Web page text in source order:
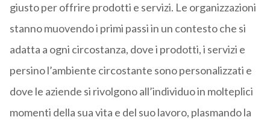
giusto per offrire prodotti e servizi. Le organizzazioni
stanno muovendo i primi passi in un contesto che si
adatta a ogni circostanza, dove i prodotti, i servizi e
persino l’ambiente circostante sono personalizzati e
dove le aziende si rivolgono all’individuo in molteplici
momenti della sua vita e del suo lavoro, plasmando la